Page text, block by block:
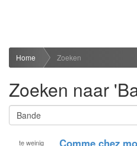
Home Zoeken
Zoeken naar
te weinig
Comme chez